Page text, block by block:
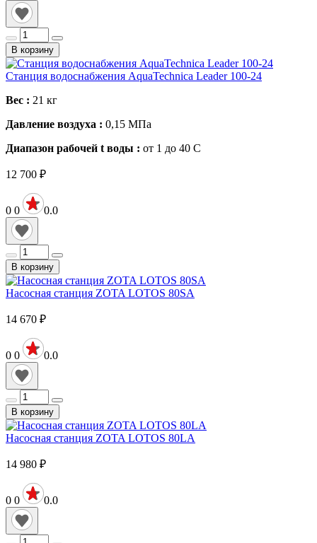
В корзину
Станция водоснабжения AquaTechnica Leader 100-24
Вес : 21 кг
Давление воздуха : 0,15 МПа
Диапазон рабочей t воды : от 1 до 40 С
12 700 ₽
0 0 0.0
В корзину
Насосная станция ZOTA LOTOS 80SA
14 670 ₽
0 0 0.0
В корзину
Насосная станция ZOTA LOTOS 80LA
14 980 ₽
0 0 0.0